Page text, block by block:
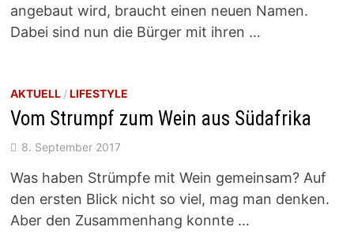
angebaut wird, braucht einen neuen Namen.
Dabei sind nun die Bürger mit ihren …
AKTUELL/LIFESTYLE
Vom Strumpf zum Wein aus Südafrika
8. September 2017
Was haben Strümpfe mit Wein gemeinsam? Auf
den ersten Blick nicht so viel, mag man denken.
Aber den Zusammenhang konnte …